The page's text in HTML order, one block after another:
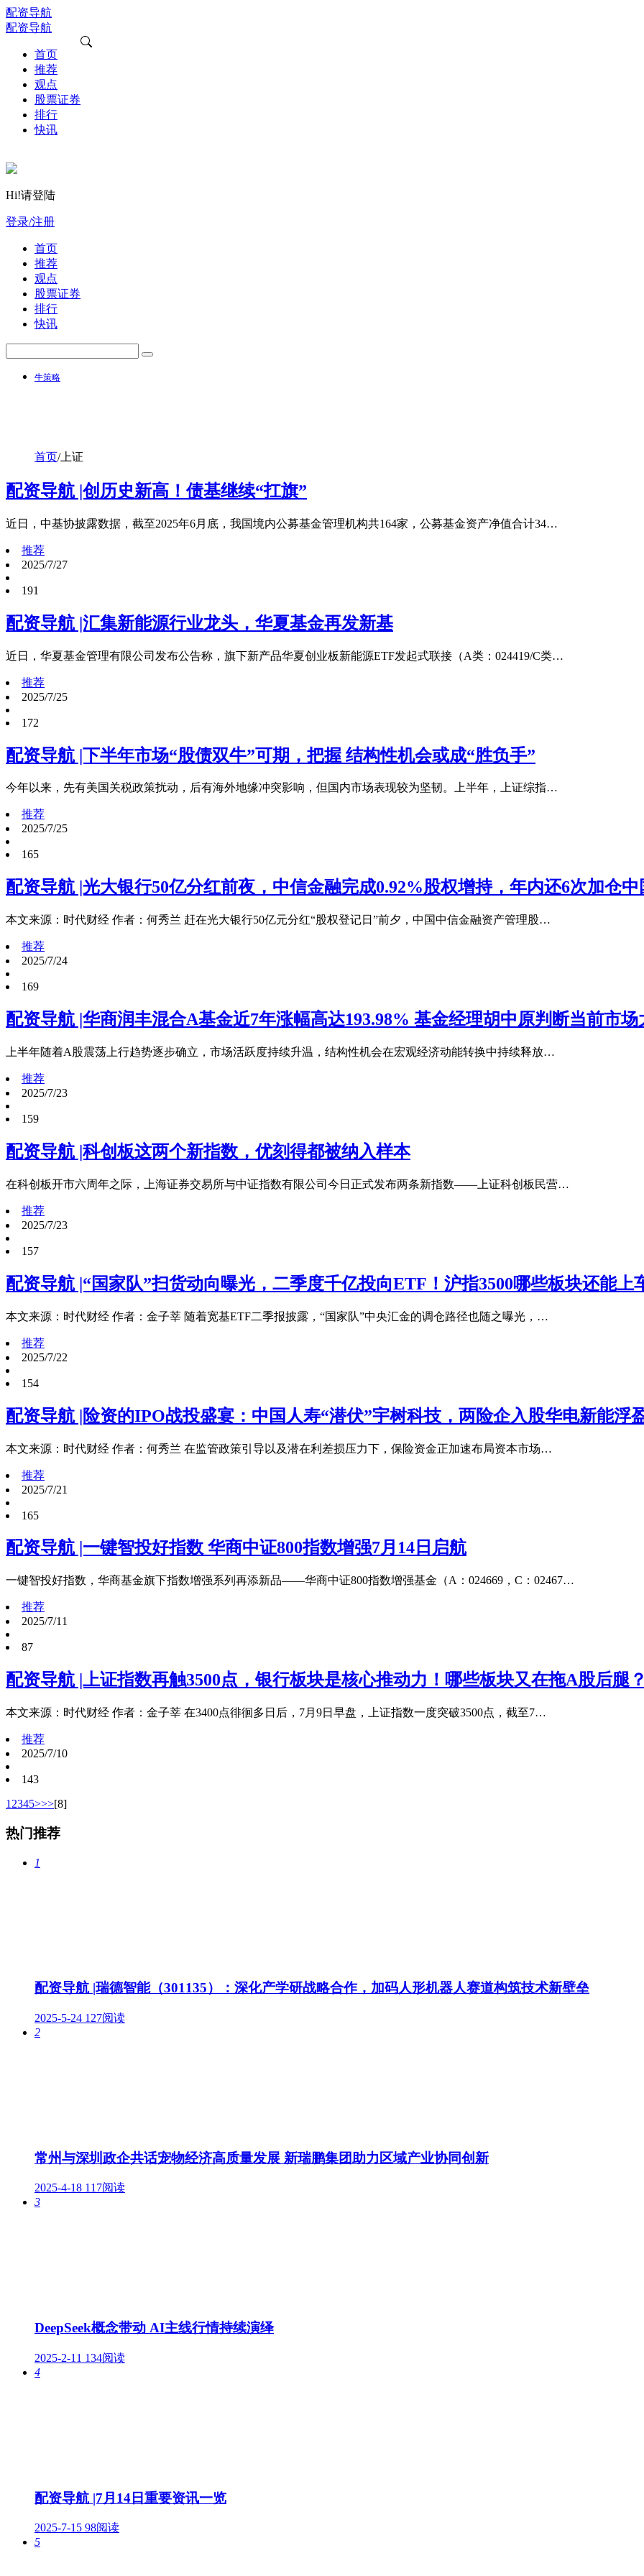
配资导航
配资导航
首页
推荐
观点
股票证券
排行
快讯
Hi!请登陆
登录/注册
首页
推荐
观点
股票证券
排行
快讯
牛策略
首页/上证
配资导航 |创历史新高！债基继续“扛旗”
近日，中基协披露数据，截至2025年6月底，我国境内公募基金管理机构共164家，公募基金资产净值合计34…
推荐
2025/7/27
191
配资导航 |汇集新能源行业龙头，华夏基金再发新基
近日，华夏基金管理有限公司发布公告称，旗下新产品华夏创业板新能源ETF发起式联接（A类：024419/C类…
推荐
2025/7/25
172
配资导航 |下半年市场“股债双牛”可期，把握 结构性机会或成“胜负手”
今年以来，先有美国关税政策扰动，后有海外地缘冲突影响，但国内市场表现较为坚韧。上半年，上证综指…
推荐
2025/7/25
165
配资导航 |光大银行50亿分红前夜，中信金融完成0.92%股权增持，年内还6次加仓中
本文来源：时代财经 作者：何秀兰 赶在光大银行50亿元分红“股权登记日”前夕，中国中信金融资产管理股…
推荐
2025/7/24
169
配资导航 |华商润丰混合A基金近7年涨幅高达193.98% 基金经理胡中原判断当前市场
上半年随着A股震荡上行趋势逐步确立，市场活跃度持续升温，结构性机会在宏观经济动能转换中持续释放…
推荐
2025/7/23
159
配资导航 |科创板这两个新指数，优刻得都被纳入样本
在科创板开市六周年之际，上海证券交易所与中证指数有限公司今日正式发布两条新指数——上证科创板民营…
推荐
2025/7/23
157
配资导航 |“国家队”扫货动向曝光，二季度千亿投向ETF！沪指3500哪些板块还能上
本文来源：时代财经 作者：金子莘 随着宽基ETF二季报披露，“国家队”中央汇金的调仓路径也随之曝光，…
推荐
2025/7/22
154
配资导航 |险资的IPO战投盛宴：中国人寿“潜伏”宇树科技，两险企入股华电新能浮
本文来源：时代财经 作者：何秀兰 在监管政策引导以及潜在利差损压力下，保险资金正加速布局资本市场…
推荐
2025/7/21
165
配资导航 |一键智投好指数 华商中证800指数增强7月14日启航
一键智投好指数，华商基金旗下指数增强系列再添新品——华商中证800指数增强基金（A：024669，C：02467…
推荐
2025/7/11
87
配资导航 |上证指数再触3500点，银行板块是核心推动力！哪些板块又在拖A股后腿
本文来源：时代财经 作者：金子莘 在3400点徘徊多日后，7月9日早盘，上证指数一度突破3500点，截至7…
推荐
2025/7/10
143
1 2345>>>[8]
热门推荐
1
配资导航 |瑞德智能（301135）：深化产学研战略合作，加码人形机器人赛道构筑技术新壁垒
2025-5-24 127阅读
2
常州与深圳政企共话宠物经济高质量发展 新瑞鹏集团助力区域产业协同创新
2025-4-18 117阅读
3
DeepSeek概念带动 AI主线行情持续演绎
2025-2-11 134阅读
4
配资导航 |7月14日重要资讯一览
2025-7-15 98阅读
5